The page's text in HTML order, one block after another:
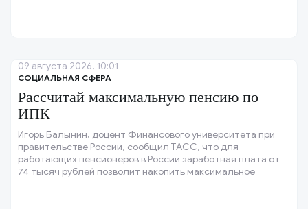
СОЦИАЛЬНАЯ СФЕРА
Рассчитай максимальную пенсию по
ИПК
Игорь Балынин, доцент Финансового университета при
правительстве России, сообщил ТАСС, что для
работающих пенсионеров в России заработная плата от
74 тысяч рублей позволит накопить максимальное
09 августа 2026, 10:01